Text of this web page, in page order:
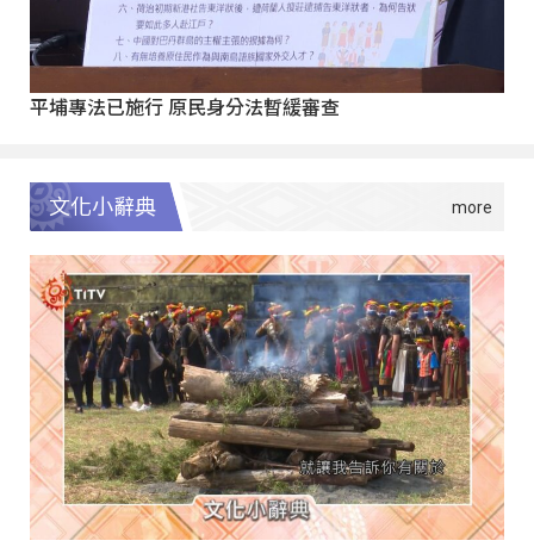
平埔專法已施行 原民身分法暫緩審查
文化小辭典